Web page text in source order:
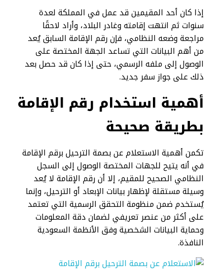
إذا كان أحد المقيمين قد عمل في المملكة لعدة
سنوات ثم انتهت إقامته وغادر البلاد، وأراد لاحقًا
مراجعة وضعه النظامي، فإن رقم الإقامة السابق يُعد
من أهم البيانات التي تساعد الجهة المختصة على
الوصول إلى ملفه الرسمي، حتى إذا كان قد حصل بعد
ذلك على جواز سفر جديد.
أهمية استخدام رقم الإقامة
بطريقة صحيحة
تكمن أهمية الاستعلام عن بصمة الترحيل برقم الإقامة
في أنه يتيح للجهات المختصة الوصول إلى السجل
النظامي الصحيح للمقيم، إلا أن رقم الإقامة لا يُعد
وسيلة مستقلة لإظهار بيانات الإبعاد أو الترحيل، وإنما
يُستخدم ضمن منظومة التحقق الرسمية التي تعتمد
على أكثر من عنصر تعريفي لضمان دقة المعلومات
وحماية البيانات الشخصية وفق الأنظمة السعودية
النافذة.